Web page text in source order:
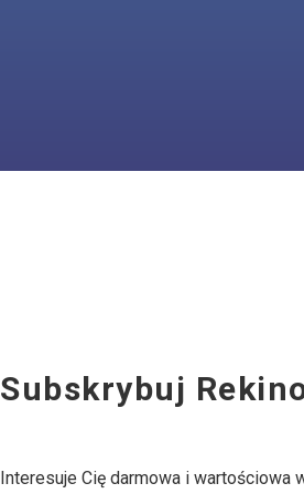
Subskrybuj
Interesuje Cię darmowa i wartościowa